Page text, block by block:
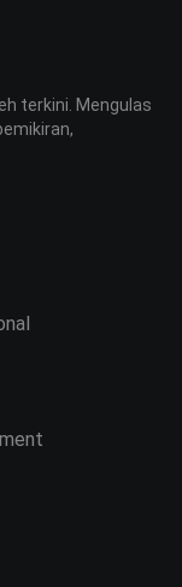
terkini. Mengulas